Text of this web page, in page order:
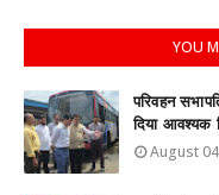
YOU
परिवहन
दिया आवश्यक
August